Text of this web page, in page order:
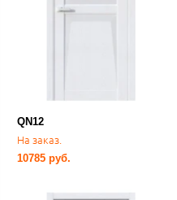
QN12
На заказ.
10785 руб.